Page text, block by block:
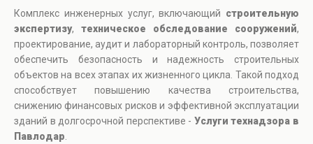
Комплекс инженерных услуг, включающий строительную
экспертизу, техническое обследование сооружений,
проектирование, аудит и лабораторный контроль, позволяет
обеспечить безопасность и надежность строительных
объектов на всех этапах их жизненного цикла. Такой подход
способствует повышению качества строительства,
снижению финансовых рисков и эффективной эксплуатации
зданий в долгосрочной перспективе - Услуги технадзора в
Павлодар